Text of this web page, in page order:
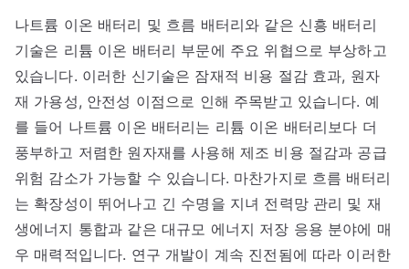
나트륨 이온 배터리 및 흐름 배터리와 같은 신흥 배터리
기술은 리튬 이온 배터리 부문에 주요 위협으로 부상하고
있습니다. 이러한 신기술은 잠재적 비용 절감 효과, 원자
재 가용성, 안전성 이점으로 인해 주목받고 있습니다. 예
를 들어 나트륨 이온 배터리는 리튬 이온 배터리보다 더
풍부하고 저렴한 원자재를 사용해 제조 비용 절감과 공급
위험 감소가 가능할 수 있습니다. 마찬가지로 흐름 배터리
는 확장성이 뛰어나고 긴 수명을 지녀 전력망 관리 및 재
생에너지 통합과 같은 대규모 에너지 저장 응용 분야에 매
우 매력적입니다. 연구 개발이 계속 진전됨에 따라 이러한